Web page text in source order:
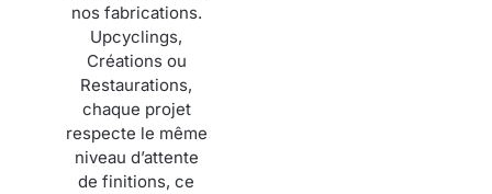
nos fabrications.
Upcyclings,
Créations ou
Restaurations,
chaque projet
respecte le même
niveau d’attente
de finitions, ce